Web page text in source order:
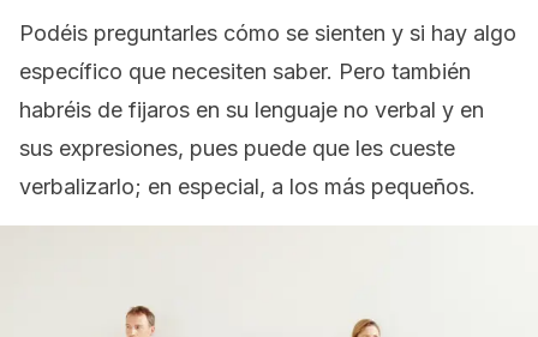
Podéis preguntarles cómo se sienten y si hay algo
específico que necesiten saber. Pero también
habréis de fijaros en su lenguaje no verbal y en
sus expresiones, pues puede que les cueste
verbalizarlo; en especial, a los más pequeños.